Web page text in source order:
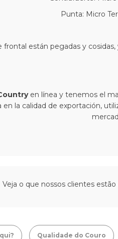
Punta: Micro
frontal están pegadas y
en línea y tenemos el
la calidad de exportación,
Veja o que nossos clientes
Qualidade do Couro